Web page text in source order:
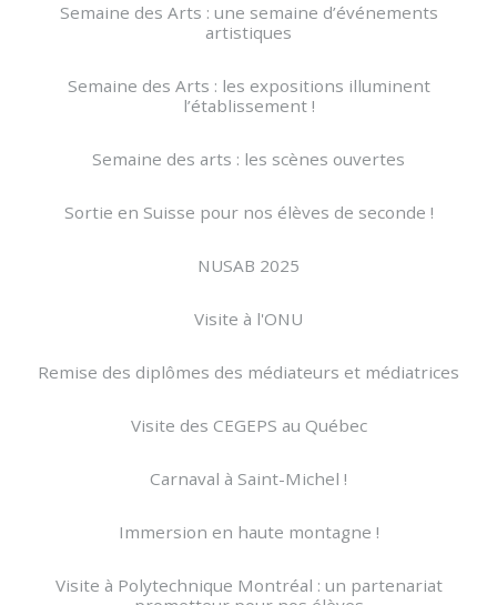
Semaine des Arts : une semaine d’événements
artistiques
Semaine des Arts : les expositions illuminent
l’établissement !
Semaine des arts : les scènes ouvertes
Sortie en Suisse pour nos élèves de seconde !
NUSAB 2025
Visite à l'ONU
Remise des diplômes des médiateurs et médiatrices
Visite des CEGEPS au Québec
Carnaval à Saint-Michel !
Immersion en haute montagne !
Visite à Polytechnique Montréal : un partenariat